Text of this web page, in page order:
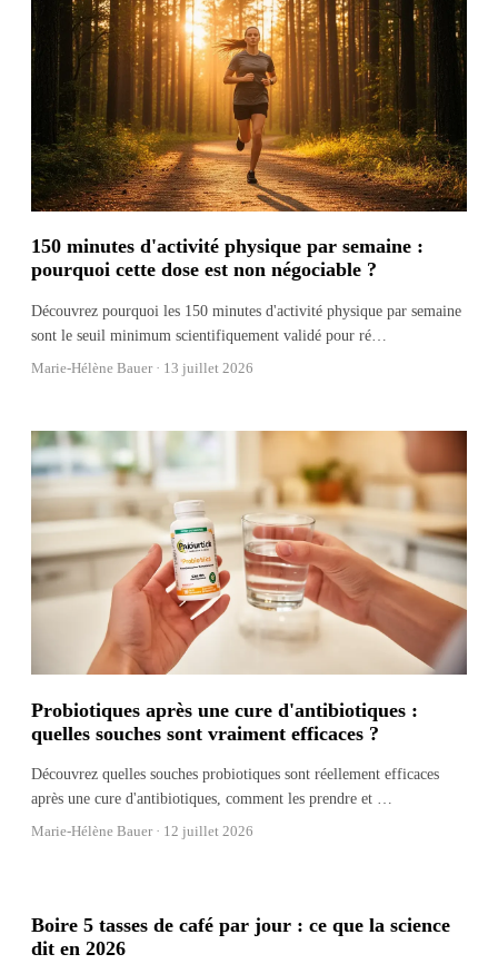
150 minutes d'activité physique par semaine :
pourquoi cette dose est non négociable ?
Découvrez pourquoi les 150 minutes d'activité physique par semaine
sont le seuil minimum scientifiquement validé pour ré
Marie-Hélène Bauer · 13 juillet 2026
Probiotiques après une cure d'antibiotiques :
quelles souches sont vraiment efficaces ?
Découvrez quelles souches probiotiques sont réellement efficaces
après une cure d'antibiotiques, comment les prendre et …
Marie-Hélène Bauer · 12 juillet 2026
Boire 5 tasses de café par jour : ce que la science
dit en 2026